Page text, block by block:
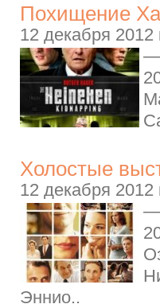
Похищение
12 декабря 2012
—
Холостые
12 декабря 2012
—
Эннио..